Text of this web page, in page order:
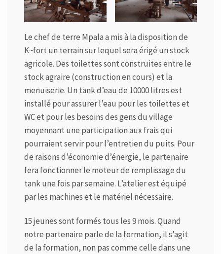
Le chef de terre Mpala a mis à la disposition de
K~fort un terrain sur lequel sera érigé un stock
agricole. Des toilettes sont construites entre le
stock agraire (construction en cours) et la
menuiserie. Un tank d’eau de 10000 litres est
installé pour assurer l’eau pour les toilettes et
WC et pour les besoins des gens du village
moyennant une participation aux frais qui
pourraient servir pour l’entretien du puits. Pour
de raisons d’économie d’énergie, le partenaire
fera fonctionner le moteur de remplissage du
tank une fois par semaine. L’atelier est équipé
par les machines et le matériel nécessaire.
15 jeunes sont formés tous les 9 mois. Quand
notre partenaire parle de la formation, il s’agit
de la formation, non pas comme celle dans une